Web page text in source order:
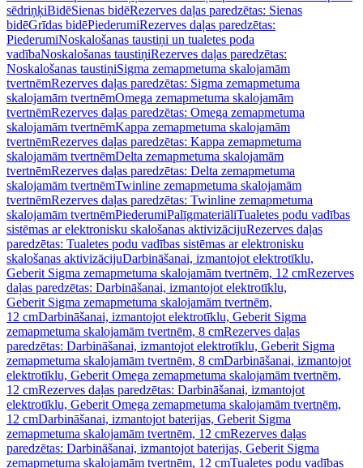
sēdriņķiBidēSienas bidēRezerves daļas paredzētas: Sienas
bidēGrīdas bidēPiederumiRezerves daļas paredzētas:
PiederumiNoskalošanas taustiņi un tualetes poda
vadībaNoskalošanas taustiņiRezerves daļas paredzētas:
Noskalošanas taustiņiSigma zemapmetuma skalojamām
tvertnēmRezerves daļas paredzētas: Sigma zemapmetuma
skalojamām tvertnēmOmega zemapmetuma skalojamām
tvertnēmRezerves daļas paredzētas: Omega zemapmetuma
skalojamām tvertnēmKappa zemapmetuma skalojamām
tvertnēmRezerves daļas paredzētas: Kappa zemapmetuma
skalojamām tvertnēmDelta zemapmetuma skalojamām
tvertnēmRezerves daļas paredzētas: Delta zemapmetuma
skalojamām tvertnēmTwinline zemapmetuma skalojamām
tvertnēmRezerves daļas paredzētas: Twinline zemapmetuma
skalojamām tvertnēmPiederumiPalīgmateriāliTualetes podu vadības
sistēmas ar elektronisku skalošanas aktivizācijuRezerves daļas
paredzētas: Tualetes podu vadības sistēmas ar elektronisku
skalošanas aktivizācijuDarbināšanai, izmantojot elektrotīklu,
Geberit Sigma zemapmetuma skalojamām tvertnēm, 12 cmRezerves
daļas paredzētas: Darbināšanai, izmantojot elektrotīklu,
Geberit Sigma zemapmetuma skalojamām tvertnēm,
12 cmDarbināšanai, izmantojot elektrotīklu, Geberit Sigma
zemapmetuma skalojamām tvertnēm, 8 cmRezerves daļas
paredzētas: Darbināšanai, izmantojot elektrotīklu, Geberit Sigma
zemapmetuma skalojamām tvertnēm, 8 cmDarbināšanai, izmantojot
elektrotīklu, Geberit Omega zemapmetuma skalojamām tvertnēm,
12 cmRezerves daļas paredzētas: Darbināšanai, izmantojot
elektrotīklu, Geberit Omega zemapmetuma skalojamām tvertnēm,
12 cmDarbināšanai, izmantojot baterijas, Geberit Sigma
zemapmetuma skalojamām tvertnēm, 12 cmRezerves daļas
paredzētas: Darbināšanai, izmantojot baterijas, Geberit Sigma
zemapmetuma skalojamām tvertnēm, 12 cmTualetes podu vadības